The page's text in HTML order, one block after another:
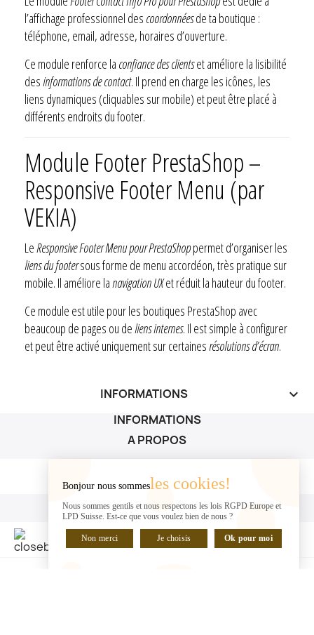
l’affichage professionnel des coordonnéesde ta boutique :
téléphone, email, adresse, horaires d’ouverture.
Ce module renforce la confiance des clientset améliore la lisibilité
desinformations de contact. Il prend en charge les icônes, les
liens dynamiques (cliquables sur mobile) et peut être placé à
différents endroits du footer.
Module Footer PrestaShop –
Responsive Footer Menu (par
VEKIA)
LeResponsive Footer Menu pour PrestaShoppermet d’organiser les
liens du footersous forme de menu accordéon, très pratique sur
mobile. Il améliore la navigation UXet réduit la hauteur du footer.
Ce module est utile pour les boutiques PrestaShop avec
beaucoup de pages ou de liens internes. Il est simple à configurer
et peut être activé uniquement sur certaines résolutions d’écran.
INFORMATIONS keyboard_arrow_down
INFORMATIONS
A PROPOS
A PROPOS
VOTRE COMPTE
VOTRE COMPTE
Bonjour nous sommesles cookies!
Nous sommes gentils et nous respectons les lois RGPD Europe et
LPD Suisse. Est-ce que vous voulez bien de nous ?
Non merci Je choisis Ok pour moi
DISCUTER EN LIGNE